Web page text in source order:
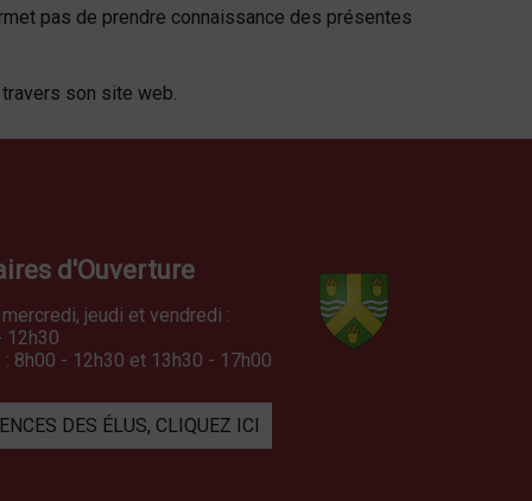
pas de prendre connaissance des présentes
son site web.
d'Ouverture
mercredi, jeudi et vendredi :
12h30
8h00 - 12h30 et 13h30 - 17h00
DES ÉLUS, CLIQUEZ ICI